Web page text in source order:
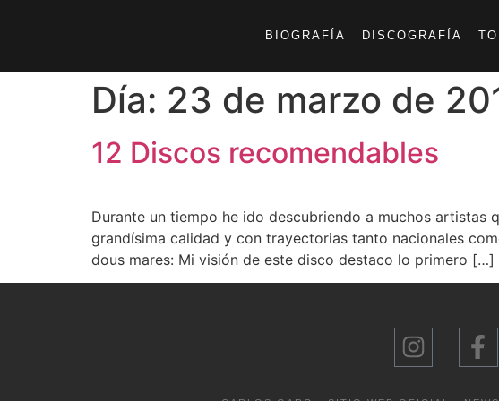
BIOGRAFÍA DISCOGRAFÍA
Día: 23 de marzo de
12 Discos recomendables
Durante un tiempo he ido descubriendo a muchos
grandísima calidad y con trayectorias tanto nacionales
dous mares: Mi visión de este disco destaco lo primero […]